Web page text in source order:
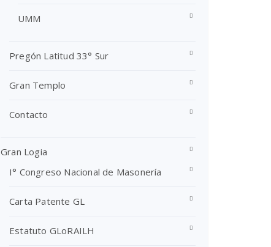
UMM
Pregón Latitud 33° Sur
Gran Templo
Contacto
Gran Logia
I° Congreso Nacional de Masonería
Carta Patente GL
Estatuto GLoRAILH